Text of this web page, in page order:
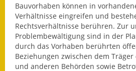
Leichte
Infos in
Bauvorhaben können in
Verhältnisse eingreifen und
Rechtsverhältnisse berühren. Zur
Problembewältigung sind in der
durch das Vorhaben berührten
Beziehungen zwischen dem
und anderen Behörden sowie